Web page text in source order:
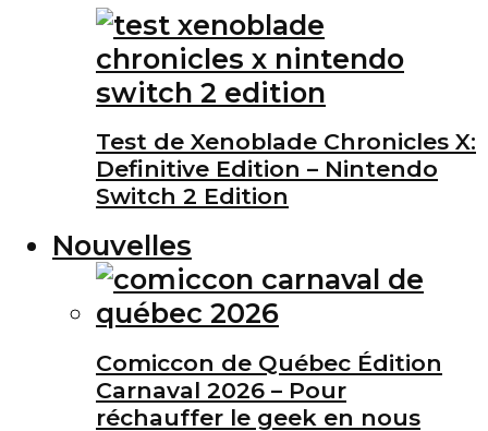
Test de Xenoblade Chronicles X:
Definitive Edition – Nintendo
Switch 2 Edition
Nouvelles
Comiccon de Québec Édition
Carnaval 2026 – Pour
réchauffer le geek en nous